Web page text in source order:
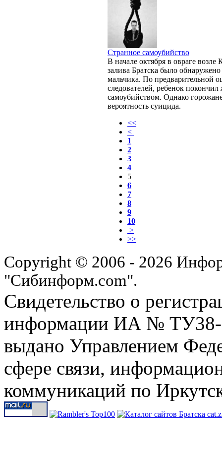
Странное самоубийство
В начале октября в овраге возле
залива Братска было обнаружено
мальчика. По предварительной
следователей, ребенок покончил
самоубийством. Однако
вероятность суицида.
<<
<
1
2
3
4
5
6
7
8
9
10
>
>>
Copyright © 2006 - 2026
"Сибинформ.com".
Свидетельство о
информации ИА № ТУ38-
выдано Управлением
сфере связи,
коммуникаций по